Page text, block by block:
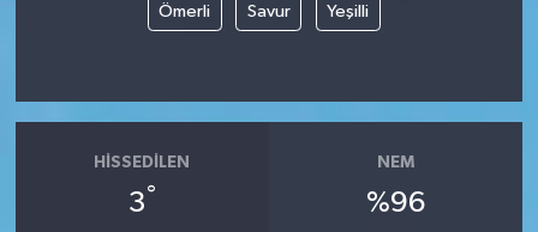
Ömerli Savur Yeşilli
HISSEDILEN
3°
NEM
%96